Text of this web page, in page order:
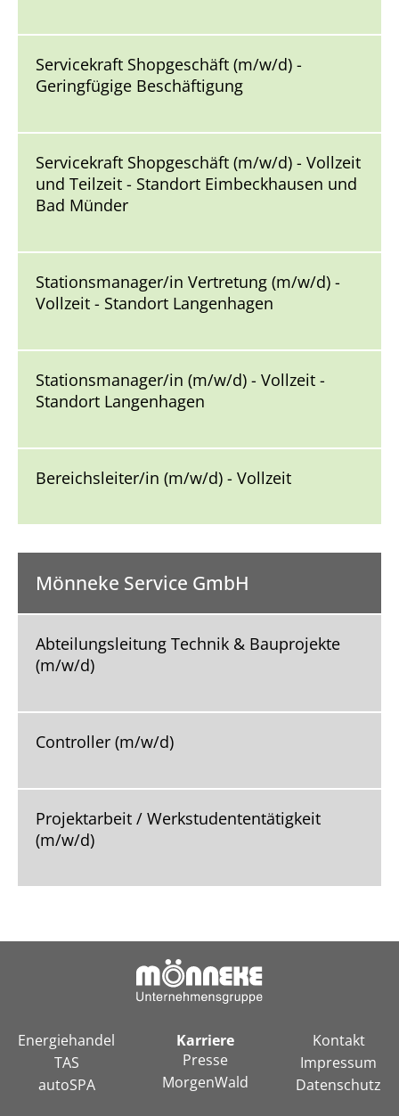
Servicekraft Shopgeschäft (m/w/d) -
Geringfügige Beschäftigung
Servicekraft Shopgeschäft (m/w/d) - Vollzeit
und Teilzeit - Standort Eimbeckhausen und
Bad Münder
Stationsmanager/in Vertretung (m/w/d) -
Vollzeit - Standort Langenhagen
Stationsmanager/in (m/w/d) - Vollzeit -
Standort Langenhagen
Bereichsleiter/in (m/w/d) - Vollzeit
Mönneke Service GmbH
Abteilungsleitung Technik & Bauprojekte
(m/w/d)
Controller (m/w/d)
Projektarbeit / Werkstudententätigkeit
(m/w/d)
Navigation
überspringen
Energiehandel
TAS
autoSPA
Navigation
überspringen
Karriere
Presse
MorgenWald
Kontakt
Impressum
Datenschutz